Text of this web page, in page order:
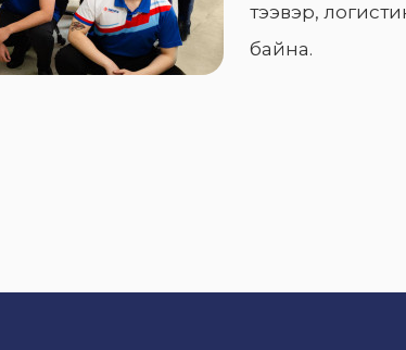
тээвэр,
байна.